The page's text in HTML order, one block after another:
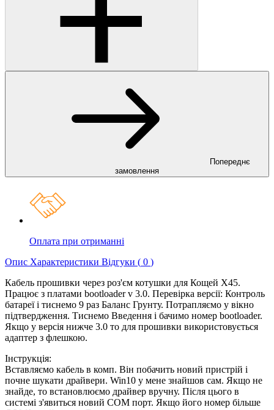
Попереднє
замовлення
Оплата при отриманні
Опис Характеристики Відгуки ( 0 )
Кабель прошивки через роз'єм котушки для Кощей Х45.
Працює з платами bootloader v 3.0. Перевірка версії: Контроль
батареї і тиснемо 9 раз Баланс Грунту. Потрапляємо у вікно
підтвердження. Тиснемо Введення і бачимо номер bootloader.
Якщо у версія нижче 3.0 то для прошивки використовується
адаптер з флешкою.
Інструкція:
Вставляємо кабель в комп. Він побачить новий пристрій і
почне шукати драйвери. Win10 у мене знайшов сам. Якщо не
знайде, то встановлюємо драйвер вручну. Після цього в
системі з'явиться новий СОМ порт. Якщо його номер більше